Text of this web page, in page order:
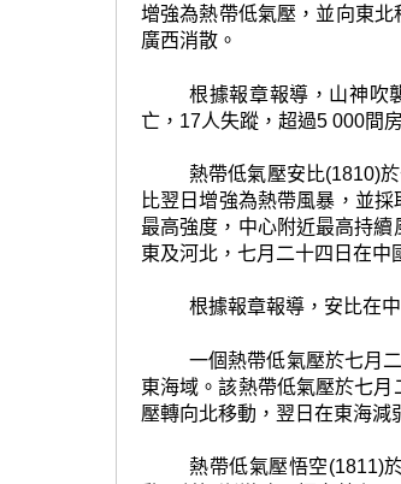
增強為熱帶低氣壓，並向東
廣西消散。
根據報章報導，山神吹
亡，17人失蹤，超過5 000間
熱帶低氣壓安比(1810)
比翌日增強為熱帶風暴，並
最高強度，中心附近最高持
東及河北，七月二十四日在中
根據報章報導，安比在
一個熱帶低氣壓於七月
東海域。該熱帶低氣壓於七
壓轉向北移動，翌日在東海減
熱帶低氣壓悟空(1811)